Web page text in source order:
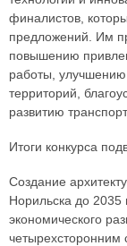
финалистов,
предложений. Им
повышению
работы, улучшению
территорий,
развитию
Итоги конкурса
Создание
Норильска до
экономического